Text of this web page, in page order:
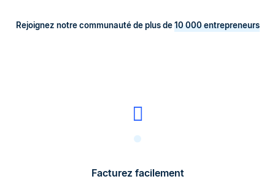
Rejoignez notre communauté de plus de10 000 entrepreneurs
Facturez facilement